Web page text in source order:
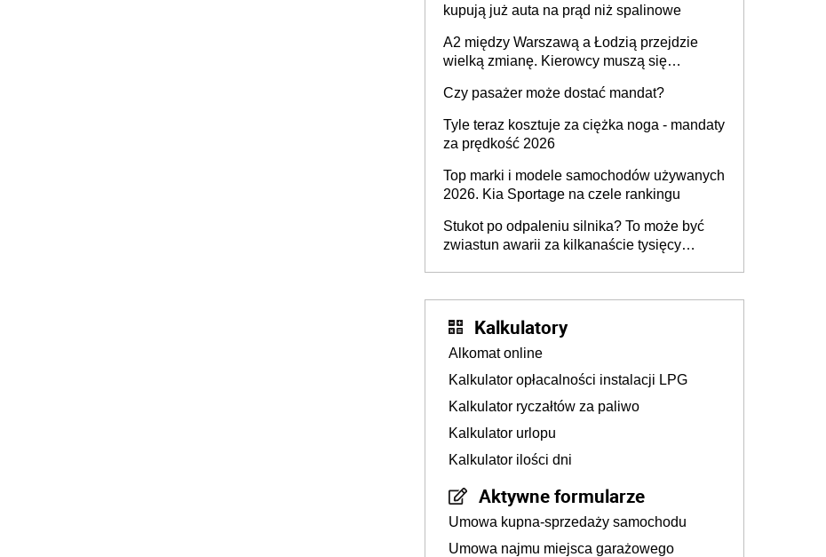
kupują już auta na prąd niż spalinowe
A2 między Warszawą a Łodzią przejdzie
wielką zmianę. Kierowcy muszą się
Czy pasażer może dostać mandat?
Tyle teraz kosztuje za ciężka noga - mandaty
za prędkość 2026
Top marki i modele samochodów używanych
2026. Kia Sportage na czele rankingu
Stukot po odpaleniu silnika? To może być
zwiastun awarii za kilkanaście tysięcy
Kalkulatory
Alkomat online
Kalkulator opłacalności instalacji LPG
Kalkulator ryczałtów za paliwo
Kalkulator urlopu
Kalkulator ilości dni
Aktywne formularze
Umowa kupna-sprzedaży samochodu
Umowa najmu miejsca garażowego